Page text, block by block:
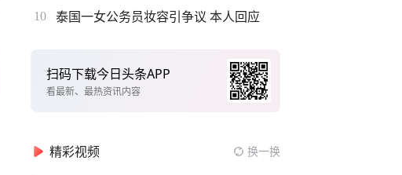
10 泰国一女公务员妆容引争议 本人回应
扫码下载今日头条APP
看最新、最热资讯内容
精彩视频 换一换